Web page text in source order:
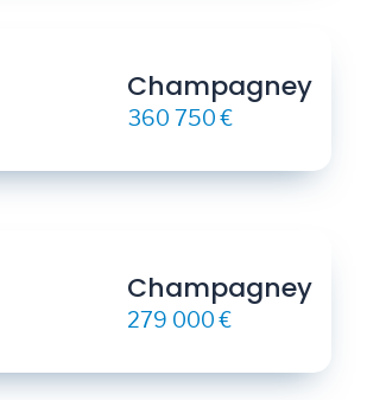
Champagney
360 750 €
Champagney
279 000 €